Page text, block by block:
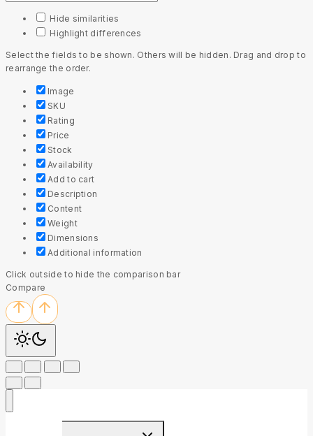
Hide similarities
Highlight differences
Select the fields to be shown. Others will be hidden. Drag and drop to
rearrange the order.
Image
SKU
Rating
Price
Stock
Availability
Add to cart
Description
Content
Weight
Dimensions
Additional information
Click outside to hide the comparison bar
Compare